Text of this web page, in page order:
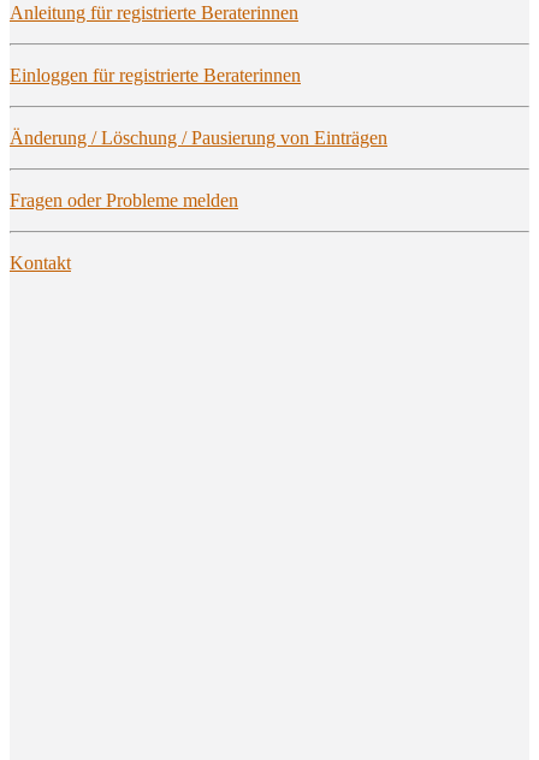
Anlei­tung für regis­trier­te Beraterinnen
Ein­log­gen für regis­trier­te Beraterinnen
Ände­rung / Löschung / Pau­sie­rung von Einträgen
Fra­gen oder Pro­ble­me melden
Kon­takt